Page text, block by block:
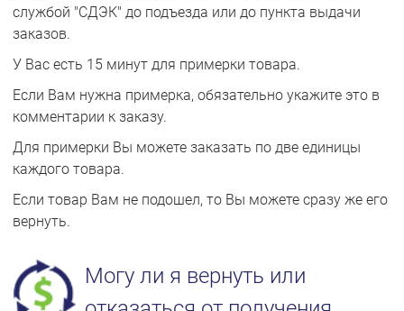
службой "СДЭК" до подъезда или до пункта выдачи
заказов.
У Вас есть 15 минут для примерки товара.
Если Вам нужна примерка, обязательно укажите это в
комментарии к заказу.
Для примерки Вы можете заказать по две единицы
каждого товара.
Если товар Вам не подошел, то Вы можете сразу же его
вернуть.
Могу ли я вернуть или